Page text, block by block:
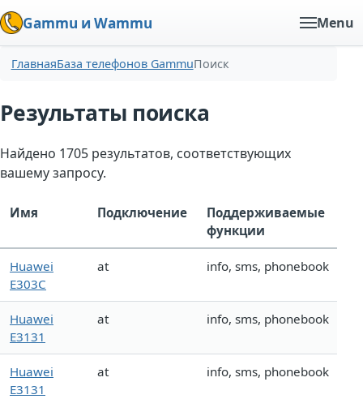
Gammu и Wammu Menu
ГлавнаяБаза телефонов GammuПоиск
Результаты поиска
Найдено 1705 результатов, соответствующих
вашему запросу.
Имя Подключение
Поддерживаемые
функции
Huawei
E303C
at info, sms, phonebook
Huawei
E3131
at info, sms, phonebook
Huawei
E3131
at info, sms, phonebook